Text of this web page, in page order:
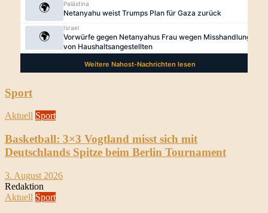
Sport
Aktuell Sport
Basketball: 3×3 Vogtland misst sich mit
Deutschlands Spitze beim Berlin Tournament
3. August 2026
Redaktion
Aktuell Sport